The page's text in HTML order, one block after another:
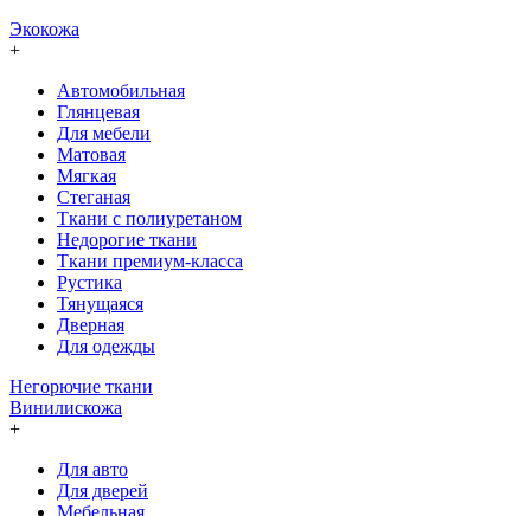
Экокожа
+
Автомобильная
Глянцевая
Для мебели
Матовая
Мягкая
Стеганая
Ткани с полиуретаном
Недорогие ткани
Ткани премиум-класса
Рустика
Тянущаяся
Дверная
Для одежды
Негорючие ткани
Винилискожа
+
Для авто
Для дверей
Мебельная